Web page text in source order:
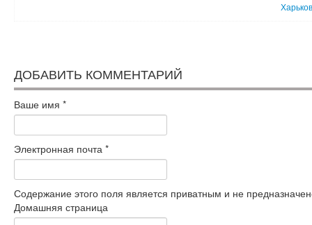
ДОБАВИТЬ КОММЕНТАРИЙ
Ваше имя *
Электронная почта *
Содержание этого поля является приватным и не
Домашняя страница